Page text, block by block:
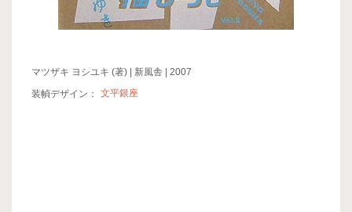
マツザキ ヨシユキ (著) | 新風舎 | 2007
装幀デザイン：
文平銀座